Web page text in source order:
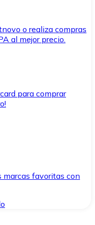
o realiza compras
al mejor precio.
para comprar
marcas favoritas con